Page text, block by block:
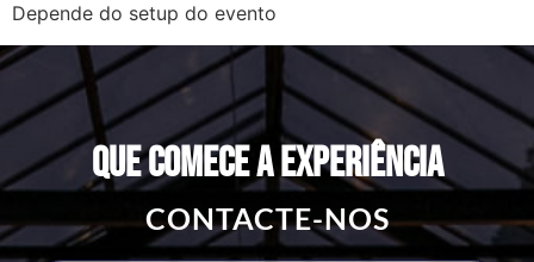
Depende do setup do evento
QUE COMECE A EXPERIÊNCIA
CONTACTE-NOS